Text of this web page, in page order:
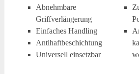
Abnehmbare
Griffverlängerung
Einfaches Handling
Antihaftbeschichtung
Universell einsetzbar